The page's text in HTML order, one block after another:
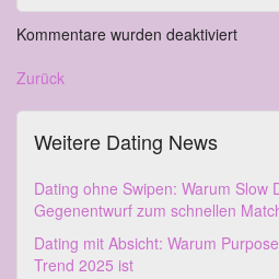
Kommentare wurden deaktiviert
Zurück
Weitere Dating News
Dating ohne Swipen: Warum Slow
Gegenentwurf zum schnellen
Dating mit Absicht: Warum
Trend 2025 ist